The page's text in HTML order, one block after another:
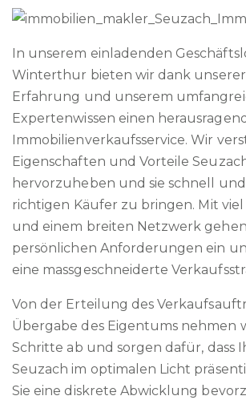
In unserem einladenden
Winterthur bieten wir dank
Erfahrung und unserem
Expertenwissen einen
Immobilienverkaufsservice. Wir
Eigenschaften und Vorteile
hervorzuheben und sie schnell
richtigen Käufer zu bringen. Mit viel
und einem breiten Netzwerk
persönlichen Anforderungen ein
eine massgeschneiderte
Von der Erteilung des
Übergabe des Eigentums nehmen
Schritte ab und sorgen dafür, dass
Seuzach im optimalen Licht
Sie eine diskrete Abwicklung